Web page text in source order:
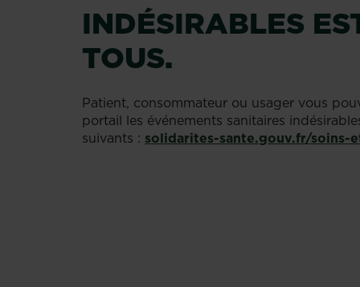
INDÉSIRABLES
TOUS.
Patient, consommateur ou usager vous
portail les événements sanitaires
suivants : solidarites-sante.gouv.fr/soins-